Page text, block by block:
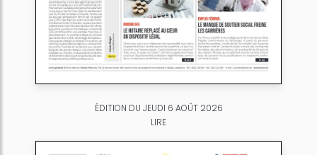
ÉDITION DU JEUDI 6 AOÛT 2026
LIRE